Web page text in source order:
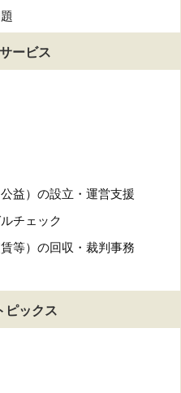
ービス
益）の設立・運営支援
チェック
等）の回収・裁判事務
ピックス